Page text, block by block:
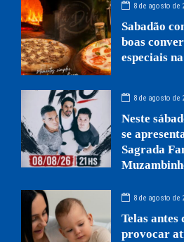
8 de agosto de
Sabadão
boas
especiais
8 de agosto de
Neste
se
Sagrada
8 de agosto de
Telas antes
provocar